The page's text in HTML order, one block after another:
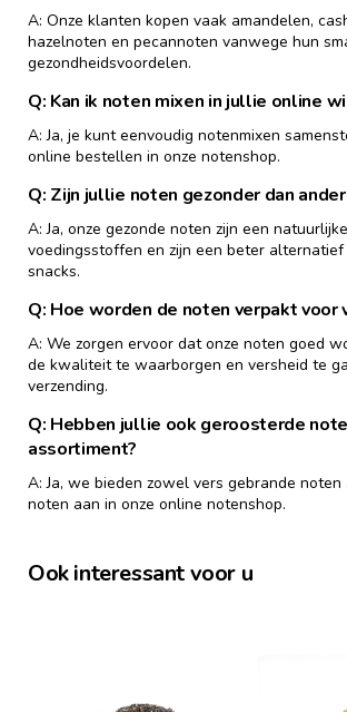
A: Onze klanten kopen vaak amandelen,
hazelnoten en pecannoten vanwege hun
gezondheidsvoordelen.
Q: Kan ik noten mixen in jullie online
A: Ja, je kunt eenvoudig notenmixen
online bestellen in onze notenshop.
Q: Zijn jullie noten gezonder dan
A: Ja, onze gezonde noten zijn een
voedingsstoffen en zijn een beter alternatief
snacks.
Q: Hoe worden de noten verpakt voor
A: We zorgen ervoor dat onze noten goed
de kwaliteit te waarborgen en versheid te
verzending.
Q: Hebben jullie ook geroosterde
assortiment?
A: Ja, we bieden zowel vers gebrande
noten aan in onze online notenshop.
Ook interessant voor u